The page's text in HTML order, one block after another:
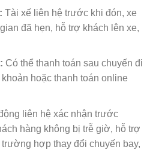
Tài xế liên hệ trước khi đón, xe
đã hẹn, hỗ trợ khách lên xe,
Có thể thanh toán sau chuyến đi
hoặc thanh toán online
liên hệ xác nhận trước
hàng không bị trễ giờ, hỗ trợ
hợp thay đổi chuyến bay,